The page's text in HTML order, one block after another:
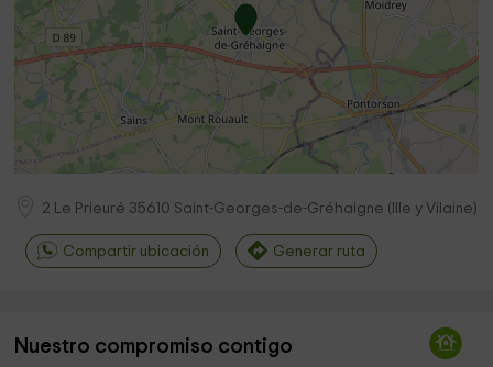
2 Le Prieuré 35610 Saint-Georges-de-Gréhaigne ( Ille y Vilaine)
Compartir ubicación Generar ruta
Nuestro compromiso contigo